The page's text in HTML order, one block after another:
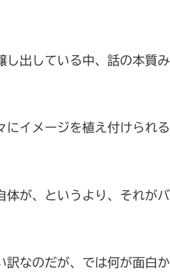
出している中、話の本質
イメージを植え付けられる
が、というより、それが
なのだが、では何が面白か